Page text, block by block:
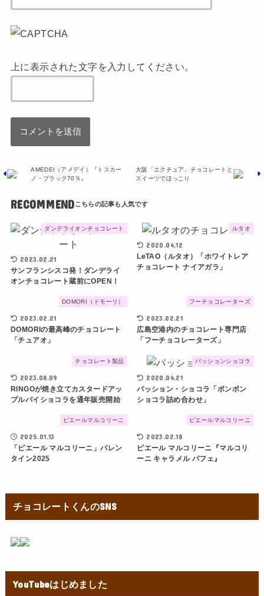
上に表示された文字を入力してください。
AMEDEI（アメデイ）『トスカー
ノ・ブラック70％』
大阪「エクチュア」チョコレートと
スイーツでほっこり
RECOMMEND
ダンデライオンチョコレート
2023.02.21
サンフランシスコ発！ダンデライ
オンチョコレート蔵前にOPEN！
ルタオ
2020.04.12
LeTAO（ルタオ）「ホワイトレア
チョコレート ナイアガラ」
DOMORI（ドモーリ）
2023.02.21
DOMORIの最高峰のチョコレート
「チュアオ」
フーチョコレーターズ
2023.02.21
広島空港内のチョコレート専門店
「フーチョコレーターズ」
チョコレート製品
2023.08.09
RINGOが焼き立てカスタードアッ
プルパイショコラを通年販売開始
パッションショコラ
2020.04.21
パッション・ショコラ「ボンボン
ショコラ詰め合わせ」
ピエールマルコリーニ
2025.01.13
「ピエール マルコリーニ」バレン
タイン2025
ピエールマルコリーニ
2023.02.18
ピエール マルコリーニ『マルコリ
ーニ キャラメル パフェ』
チョコレートくんのSNS
YouTubeはじめました